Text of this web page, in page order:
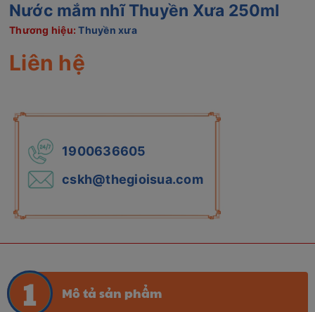
Nước mắm nhĩ Thuyền Xưa 250ml
Thương hiệu:Thuyền xưa
Liên hệ
1900636605
cskh@thegioisua.com
Mô tả sản phẩm